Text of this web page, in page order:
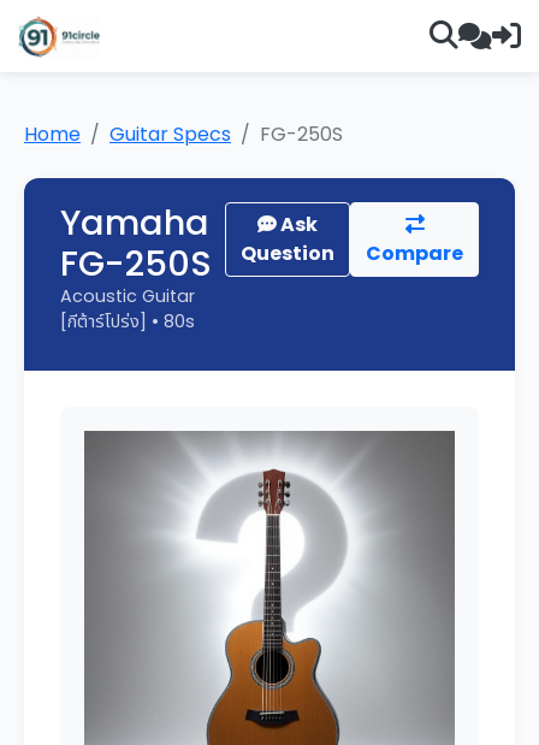
Home Guitar Specs FG-250S
Yamaha
FG-250S
Acoustic Guitar
[กีต้าร์โปร่ง] • 80s
Ask
Question
Compare